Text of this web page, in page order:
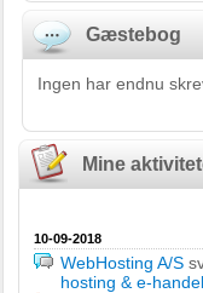
Gæstebog
Ingen har endnu
Mine
10-09-2018
WebHosting A/S
hosting & e-